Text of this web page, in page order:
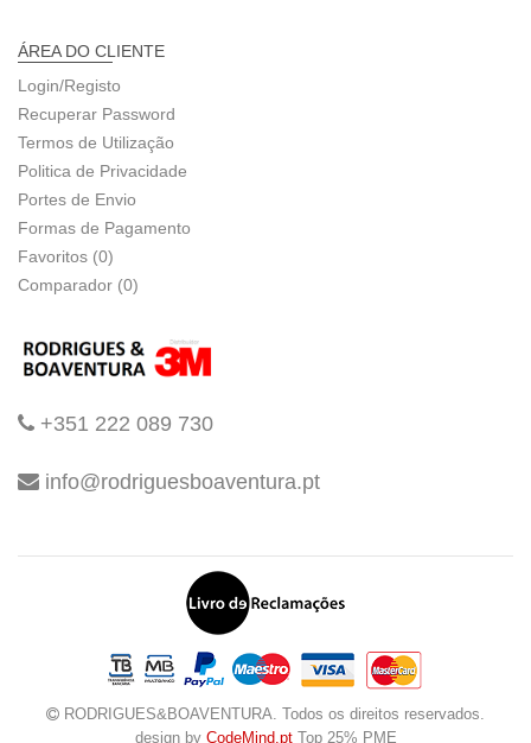
ÁREA DO CLIENTE
Login/Registo
Recuperar Password
Termos de Utilização
Politica de Privacidade
Portes de Envio
Formas de Pagamento
Favoritos (0)
Comparador (0)
+351 222 089 730
info@rodriguesboaventura.pt
RODRIGUES&BOAVENTURA. Todos os direitos reservados.
design by CodeMind.ptTop 25% PME